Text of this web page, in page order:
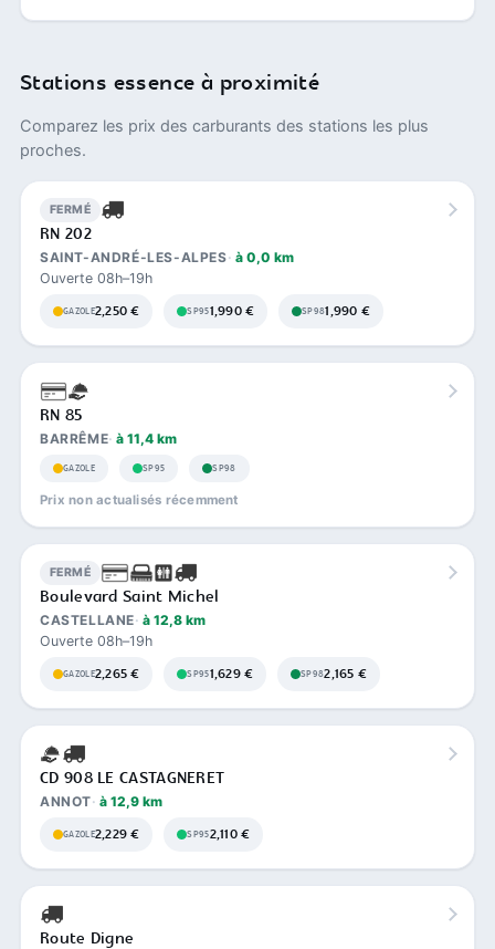
Stations essence à proximité
Comparez les prix des carburants des stations les plus
proches.
FERMÉ
RN 202
SAINT-ANDRÉ-LES-ALPES à 0,0 km
Ouverte 08h–19h
GAZOLE2,250 € SP951,990 € SP981,990 €
RN 85
BARRÊME à 11,4 km
GAZOLE SP95 SP98
Prix non actualisés récemment
FERMÉ
Boulevard Saint Michel
CASTELLANE à 12,8 km
Ouverte 08h–19h
GAZOLE2,265 € SP951,629 € SP982,165 €
CD 908 LE CASTAGNERET
ANNOT à 12,9 km
GAZOLE2,229 € SP952,110 €
Route Digne